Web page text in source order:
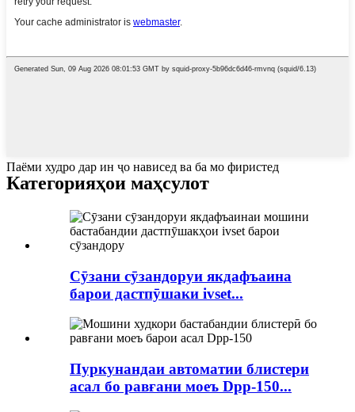
Паёми худро дар ин ҷо нависед ва ба мо фиристед
Категорияҳои маҳсулот
Сӯзани сӯзандоруи якдафъаина
барои дастпӯшаки ivset...
Пуркунандаи автоматии блистери
асал бо равғани моеъ Dpp-150...